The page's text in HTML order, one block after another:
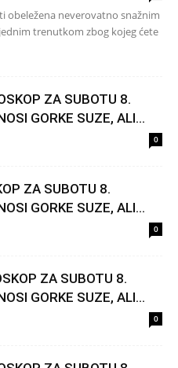
obeležena neverovatno snažnim
trenutkom zbog kojeg ćete
ZA SUBOTU 8.
GORKE SUZE, ALI...
0
ZA SUBOTU 8.
GORKE SUZE, ALI...
0
ZA SUBOTU 8.
GORKE SUZE, ALI...
0